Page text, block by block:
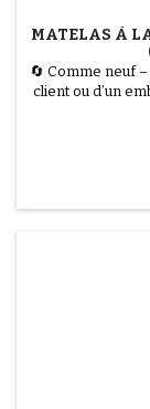
MATELAS À
🔄 Comme neuf
client ou d’un
% fonctionnel.
souple sans